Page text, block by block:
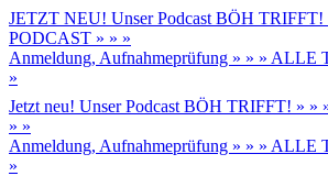
JETZT NEU! Unser Podcast BÖH
PODCAST » » »
Anmeldung, Aufnahmeprüfung » » » ALLE
»
Jetzt neu! Unser Podcast BÖH TRIFFT! »
» »
Anmeldung, Aufnahmeprüfung » » » ALLE
»